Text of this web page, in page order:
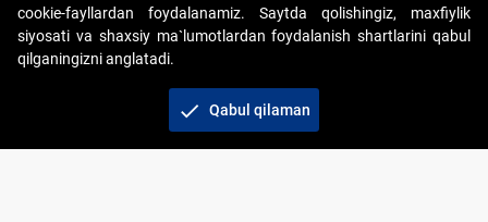
Copyright © 2017-2026. "Elektron onlayn-auksionlarni
tashkil etish" AJ. Barcha huquqlar himoyalangan
cookie-fayllardan foydalanamiz. Saytda qolishingiz, maxfiylik
siyosati va shaxsiy ma`lumotlardan foydalanish shartlarini qabul
qilganingizni anglatadi.
check Qabul qilaman